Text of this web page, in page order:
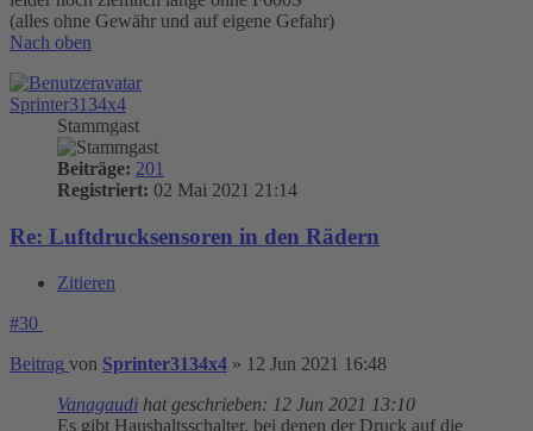
(alles ohne Gewähr und auf eigene Gefahr)
Nach oben
Sprinter3134x4
Stammgast
Beiträge: 201
Registriert: 02 Mai 2021 21:14
Re: Luftdrucksensoren in den Rädern
Zitieren
#30
Beitrag von Sprinter3134x4 » 12 Jun 2021 16:48
Vanagaudi hat geschrieben: 12 Jun 2021 13:10
Es gibt Haushaltsschalter, bei denen der Druck auf die